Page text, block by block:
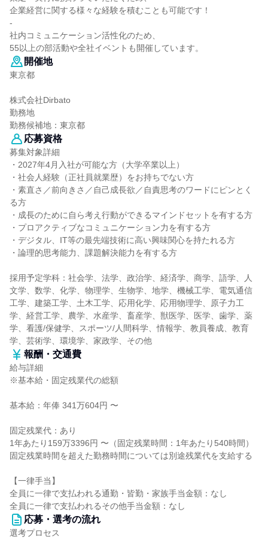
企業経営に関する様々な経験を積むことも可能です！
-
社内コミュニケーション活性化のため、
55以上の部活動や全社イベントも開催しています。
開催地
東京都
株式会社Dirbato
勤務地
勤務候補地：東京都
応募資格
募集対象詳細
・2027年4月入社が可能な方（大学卒業以上）
・社会人経験（正社員就業歴）をお持ちでない方
・素直さ／前向きさ／自己成長欲／自責思考のワードにピンとく
る方
・成長のために自ら考え行動ができるマインドセットを有する方
・プロアクティブなコミュニケーション力を有する方
・デジタル、IT等の最先端技術に高い興味関心を持たれる方
・論理的思考能力、課題解決能力を有する方
採用予定学科：社会学、法学、政治学、経済学、商学、語学、人
文学、数学、化学、物理学、生物学、地学、機械工学、電気通信
工学、建築工学、土木工学、応用化学、応用物理学、原子力工
学、経営工学、農学、水産学、畜産学、獣医学、医学、歯学、薬
学、看護/保健学、スポーツ/人間科学、情報学、教員養成、教育
学、芸術学、環境学、家政学、その他
報酬・交通費
給与詳細
※基本給・固定残業代の総額
基本給：年俸 341万604円 〜
固定残業代：あり
1年あたり159万3396円 〜（固定残業時間：1年あたり540時間）
固定残業時間を超えた勤務時間については別途残業代を支給する
【一律手当】
全員に一律で支払われる通勤・皆勤・家族手当金額：なし
全員に一律で支払われるその他手当金額：なし
応募・選考の流れ
選考プロセス